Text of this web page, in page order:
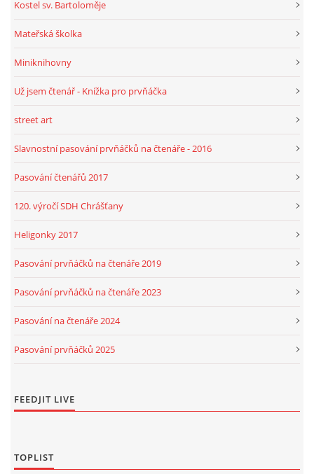
Kostel sv. Bartoloměje
Mateřská školka
Miniknihovny
Už jsem čtenář - Knížka pro prvňáčka
street art
Slavnostní pasování prvňáčků na čtenáře - 2016
Pasování čtenářů 2017
120. výročí SDH Chrášťany
Heligonky 2017
Pasování prvňáčků na čtenáře 2019
Pasování prvňáčků na čtenáře 2023
Pasování na čtenáře 2024
Pasování prvňáčků 2025
FEEDJIT LIVE
TOPLIST